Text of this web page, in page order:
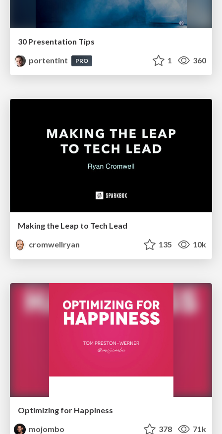
30 Presentation Tips
portentint
PRO 1 360
Making the Leap to Tech Lead
cromwellryan
135 10k
Optimizing for Happiness
mojombo
378 71k